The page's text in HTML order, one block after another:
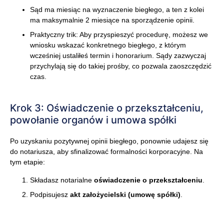
Sąd ma miesiąc na wyznaczenie biegłego, a ten z kolei
ma maksymalnie 2 miesiące na sporządzenie opinii.
Praktyczny trik: Aby przyspieszyć procedurę, możesz we
wniosku wskazać konkretnego biegłego, z którym
wcześniej ustaliłeś termin i honorarium. Sądy zazwyczaj
przychylają się do takiej prośby, co pozwala zaoszczędzić
czas.
Krok 3: Oświadczenie o przekształceniu,
powołanie organów i umowa spółki
Po uzyskaniu pozytywnej opinii biegłego, ponownie udajesz się
do notariusza, aby sfinalizować formalności korporacyjne. Na
tym etapie:
Składasz notarialne oświadczenie o przekształceniu
Podpisujesz akt założycielski (umowę spółki)